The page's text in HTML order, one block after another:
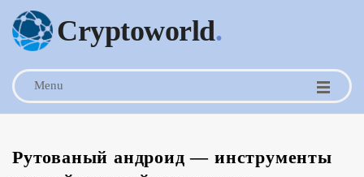
Cryptoworld.
Menu
Рутованый андроид — инструменты